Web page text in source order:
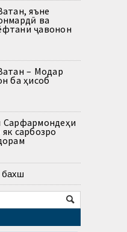
яъне
ва
ҷавонон
– Модар
ба ҳисоб
Сарфармондеҳи
сарбозро
бахш